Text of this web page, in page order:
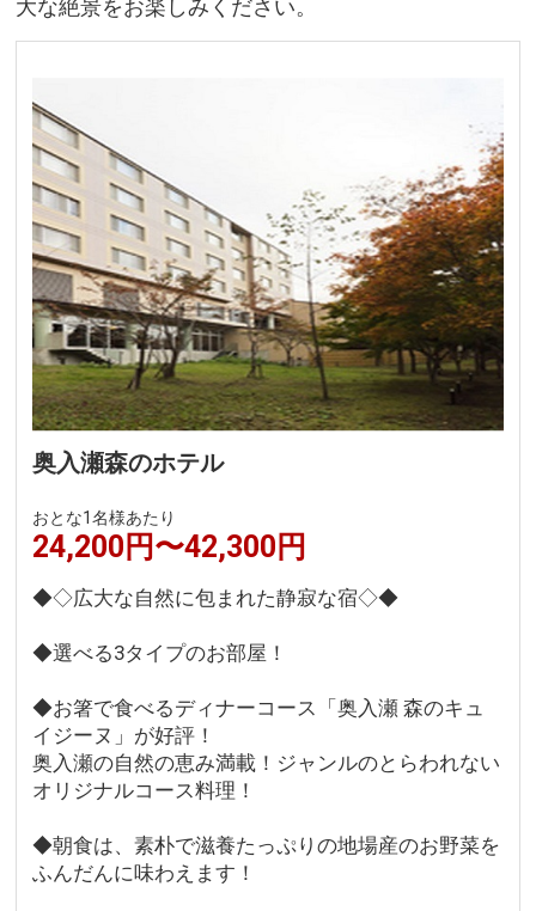
大な絶景をお楽しみください。
奥入瀬森のホテル
おとな1名様あたり
24,200円〜42,300円
◆◇広大な自然に包まれた静寂な宿◇◆
◆選べる3タイプのお部屋！
◆お箸で食べるディナーコース「奥入瀬 森のキュ
イジーヌ」が好評！
奥入瀬の自然の恵み満載！ジャンルのとらわれない
オリジナルコース料理！
◆朝食は、素朴で滋養たっぷりの地場産のお野菜を
ふんだんに味わえます！